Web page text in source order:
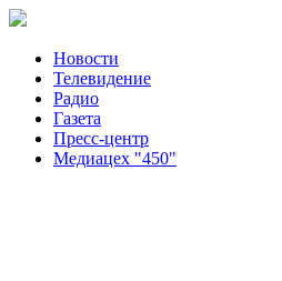
Новости
Телевидение
Радио
Газета
Пресс-центр
Медиацех "450"